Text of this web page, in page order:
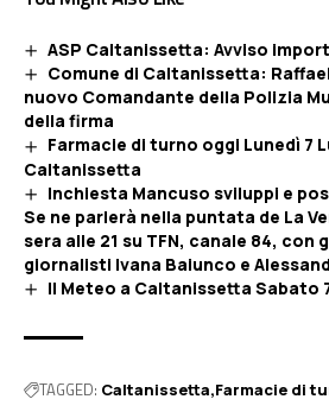
ASP Caltanissetta: Avviso
Comune di Caltanissetta:
nuovo Comandante della Polizia
della firma
Farmacie di turno oggi Lunedì 7
Caltanissetta
Inchiesta Mancuso sviluppi e
Se ne parlerà nella puntata de La
sera alle 21 su TFN, canale 84, con
giornalisti Ivana Baiunco e
Il Meteo a Caltanissetta Sabato
TAGGED: Caltanissetta Farmacie di